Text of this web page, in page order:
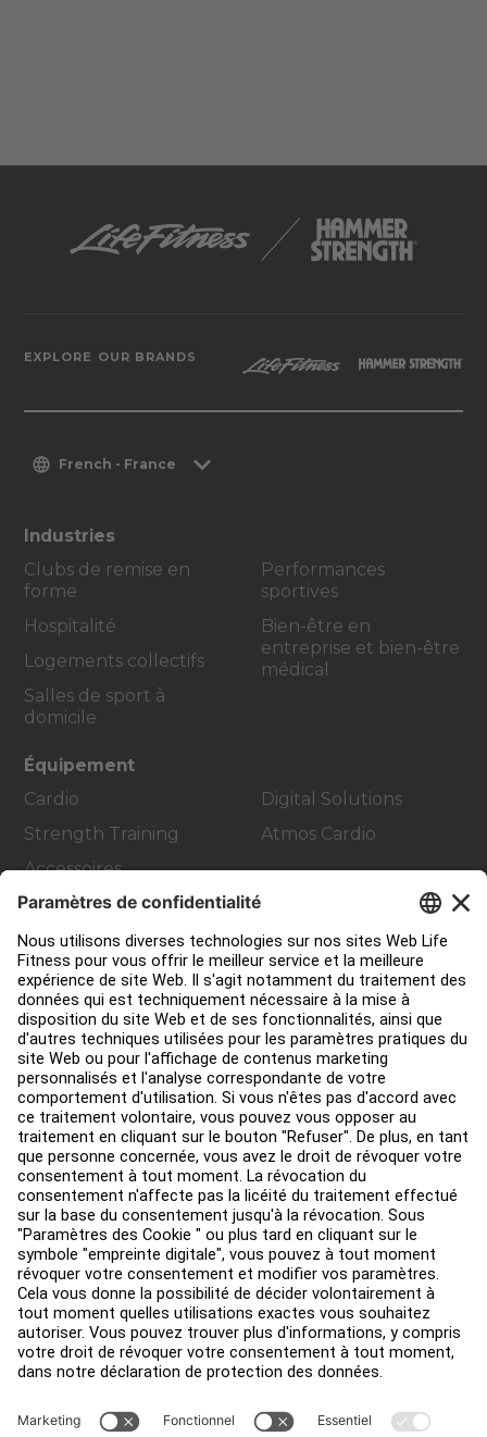
EXPLORE OUR BRANDS
French - France
Industries
Clubs de remise en
forme
Hospitalité
Logements collectifs
Salles de sport à
domicile
Performances
sportives
Bien-être en
entreprise et bien-être
médical
Équipement
Cardio
Strength Training
Accessoires
Digital Solutions
Atmos Cardio
Contact Service
Aménagement de club
Centre de services
Centre d’éducation
Environ
Trouver un distributeur
Find a Store
Légal
Accessibilité
Sign in to Facility Connect